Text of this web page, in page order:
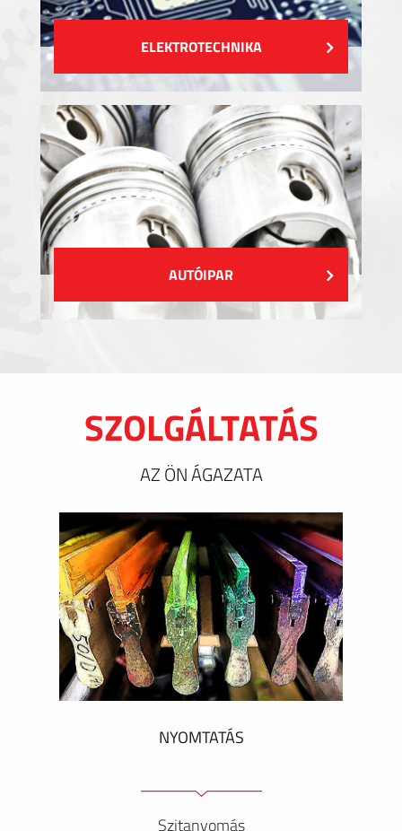
ELEKTROTECHNIKA
AUTÓIPAR
SZOLGÁLTATÁS
AZ ÖN ÁGAZATA
NYOMTATÁS
Szitanyomás